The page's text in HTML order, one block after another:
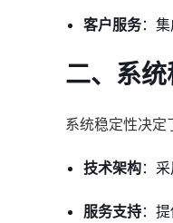
客户服务：
二、系
系统稳定性决定
技术架构：
服务支持：